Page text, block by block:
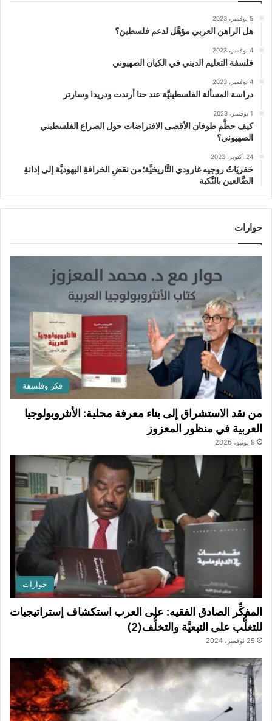
5 نوفمبر، 2023
هل الراهن العربي مؤهَّل لدعم فلسطين؟
4 نوفمبر، 2023
فلسفة التعليم الديني في الكيان الصهيوني
4 نوفمبر، 2023
دراسة المسألة الفلسطينيَّة عند حنا أرندت ودريدا وسارتر
1 نوفمبر، 2023
كيف حطَّم طوفان الأقصى الافتراضات حول الصراع الفلسطيني
الصهيوني؟
24 أكتوبر، 2023
حَفريَاتُ روجيه غارودي التَّاريخيَّة؛من نقضِ الخرافةِ اليهوديَّة إلى إدانةِ
الضَّالعين بالنَّكبة
حوارات
فكر وفلسفة
من نقد الاستشراق إلى بناء معرفة محلية: الأنثروبولوجيا
العربية في منظور المعزوز
9 يونيو، 2026
حوارات
المفكِّر الصادق الفقيه: على العرب استكشاف إستراتيجيات
للتغلُّب على التبعيَّة والتخلُّف(2)
25 نوفمبر، 2024